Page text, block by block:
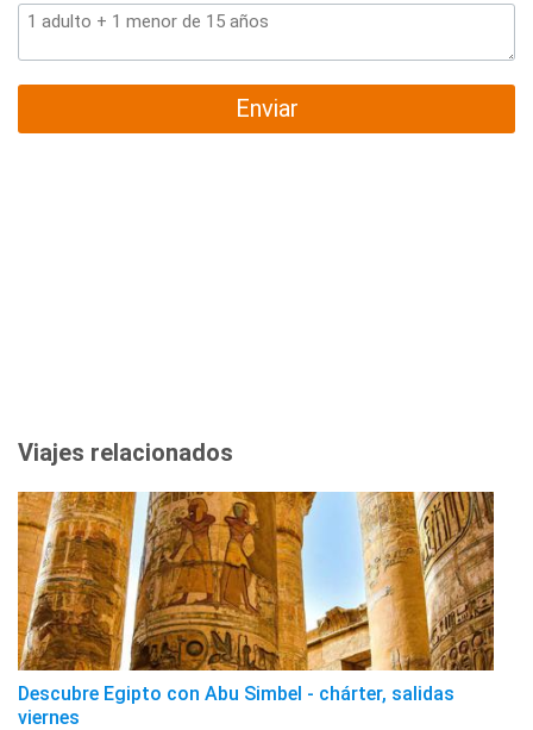
Enviar
Viajes relacionados
Descubre Egipto con Abu Simbel - chárter, salidas
viernes